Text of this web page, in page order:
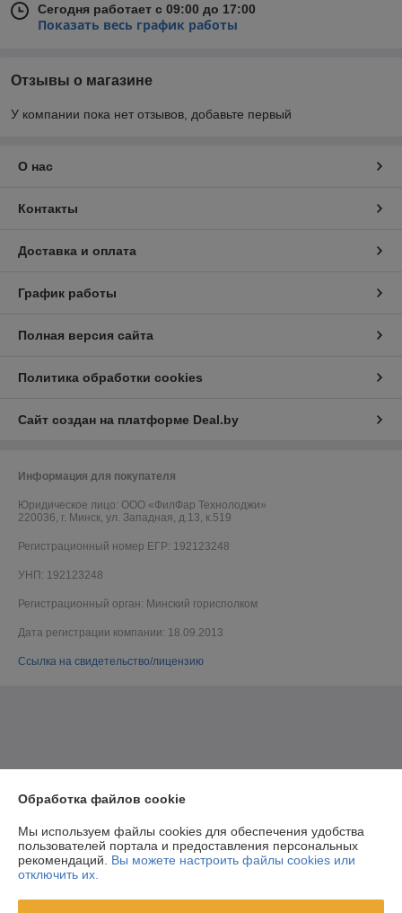
Сегодня работает с 09:00 до 17:00
Показать весь график работы
Отзывы о магазине
У компании пока нет отзывов, добавьте первый
О нас
Контакты
Доставка и оплата
График работы
Полная версия сайта
Политика обработки cookies
Сайт создан на платформе Deal.by
Информация для покупателя
Юридическое лицо: ООО «ФилФар Технолоджи»
220036, г. Минск, ул. Западная, д.13, к.519
Регистрационный номер ЕГР: 192123248
УНП: 192123248
Регистрационный орган: Минский горисполком
Дата регистрации компании: 18.09.2013
Ссылка на свидетельство/лицензию
Обработка файлов cookie
Мы используем файлы cookies для обеспечения удобства
пользователей портала и предоставления персональных
рекомендаций. Вы можете настроить файлы cookies или
отключить их.